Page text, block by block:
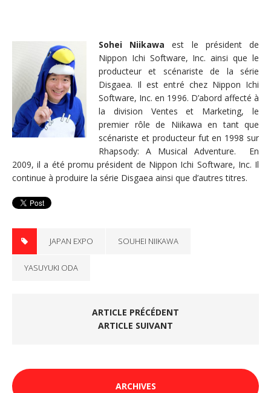
Sohei Niikawa est le président de
Nippon Ichi Software, Inc. ainsi que le
producteur et scénariste de la série
Disgaea. Il est entré chez Nippon Ichi
Software, Inc. en 1996. D’abord affecté à
la division Ventes et Marketing, le
premier rôle de Niikawa en tant que
scénariste et producteur fut en 1998 sur
Rhapsody: A Musical Adventure. En
2009, il a été promu président de Nippon Ichi Software, Inc. Il
continue à produire la série Disgaea ainsi que d’autres titres.
JAPAN EXPO SOUHEI NIIKAWA
YASUYUKI ODA
ARTICLE PRÉCÉDENT
ARTICLE SUIVANT
ARCHIVES